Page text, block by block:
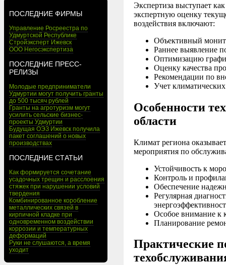
ПОСЛЕДНИЕ ФИРМЫ
Управление Росреестра по
Удмуртской Республике
Стройэксперт Ижевск
ООО Негосэкспертиза
ПОСЛЕДНИЕ ПРЕСС-
РЕЛИЗЫ
Молодые предприниматели
Удмуртии могут получить гранты
до 500 тысяч рублей
Гранты на агротуризм могут
усилить сельские бизнес-
проекты Удмуртии
Будущая ОЭЗ Ижевск получила
пакет соглашений о новых
производствах
ПОСЛЕДНИЕ СТАТЬИ
Как формируется сочетание
усадочных трещин и расслоения
стяжек при нарушении условий
твердения
Комбинированное коробление
металлических связей в
кирпичной кладке при
одновременном воздействии
коррозии и температурных
деформаций
Руки не слушаются, а время
уходит
Экспертиза выступает
экспертную оценку
воздействия включают:
Объективный
Раннее выявление
Оптимизацию
Оценку качества
Рекомендации по
Учет
Особенности
области
Климат региона
мероприятия по
Устойчивость к
Контроль и
Обеспечение
Регулярная
Особое внимание к
Планирование
Практические